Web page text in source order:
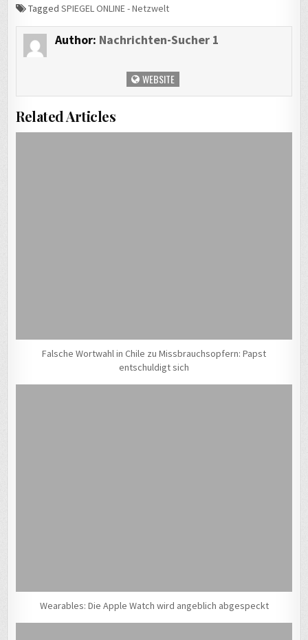
TaggedSPIEGEL ONLINE - Netzwelt
Author: Nachrichten-Sucher 1
WEBSITE
Related Articles
Falsche Wortwahl in Chile zu Missbrauchsopfern: Papst
entschuldigt sich
Wearables: Die Apple Watch wird angeblich abgespeckt